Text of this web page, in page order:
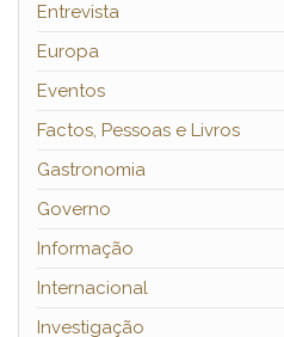
Entrevista
Europa
Eventos
Factos, Pessoas e Livros
Gastronomia
Governo
Informação
Internacional
Investigação